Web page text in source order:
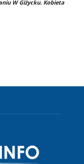
W Giżycku. Kobieta